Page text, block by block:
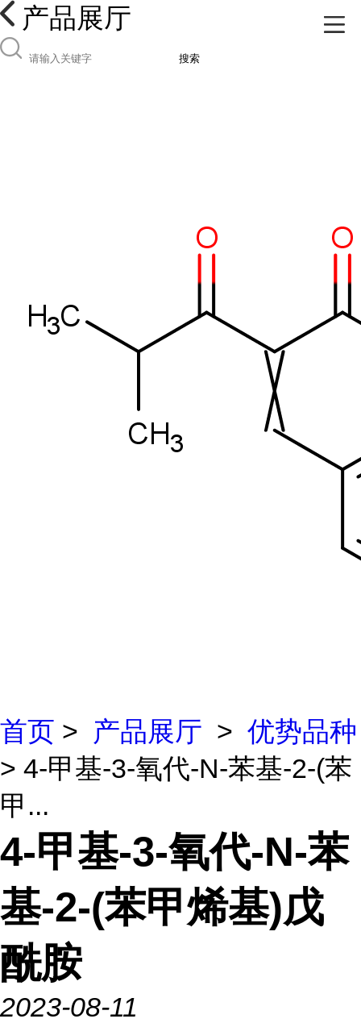
产品展厅
搜索
首页 > 产品展厅 > 优势品种
> 4-甲基-3-氧代-N-苯基-2-(苯
甲...
4-甲基-3-氧代-N-苯
基-2-(苯甲烯基)戊
酰胺
2023-08-11